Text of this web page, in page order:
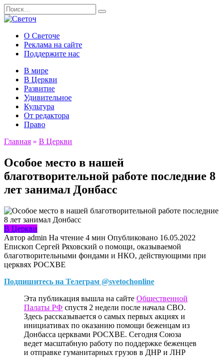
Перейти
к
Search
for:
О Светоче
Реклама на сайте
Поддержите нас
В мире
В Церкви
Развитие
Удивительное
Культура
От редактора
Право
Главная » В Церкви
Особое место в нашей
благотворительной работе последние 8
лет занимал Донбасс
В Церкви
Автор admin На чтение 4 мин Опубликовано 16.05.2022
Епископ Сергей Ряховский о помощи, оказываемой
благотворительными фондами и НКО, действующими при
церквях РОСХВЕ
Подпишитесь на Телеграм @svetochonline
Эта публикация вышла на сайте Общественной
Палаты РФ спустя 2 недели после начала СВО.
Здесь рассказывается о самых первых акциях и
инициативах по оказанию помощи беженцам из
Донбасса церквами РОСХВЕ. Сегодня Союза
ведет масштабную работу по поддержке беженцев
и отправке гуманитарных грузов в ДНР и ЛНР